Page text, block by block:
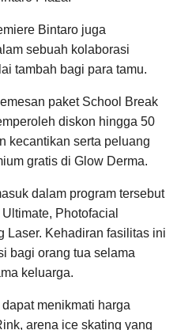
Bintaro juga
sebuah kolaborasi
tambah bagi para tamu.
paket School Break
diskon hingga 50
kecantikan serta peluang
gratis di Glow Derma.
dalam program tersebut
Photofacial
Laser. Kehadiran fasilitas ini
bagi orang tua selama
keluarga.
menikmati harga
arena ice skating yang